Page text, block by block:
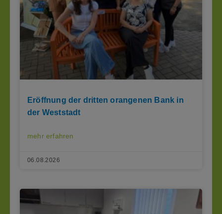
Eröffnung der dritten orangenen Bank in
der Weststadt
mehr erfahren
06.08.2026